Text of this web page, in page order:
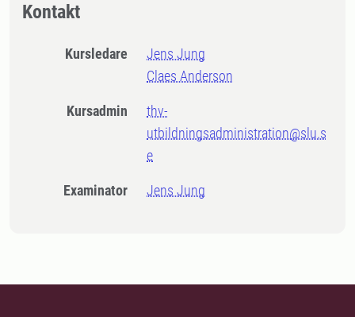
Kontakt
Kursledare
Jens Jung
Claes Anderson
Kursadmin
thv-
utbildningsadministration@slu.s
e
Examinator Jens Jung